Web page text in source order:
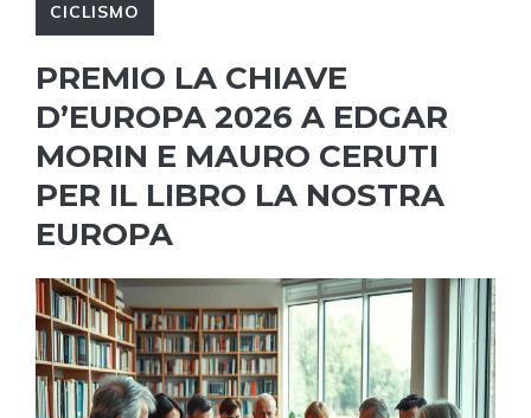
CICLISMO
PREMIO LA CHIAVE
D’EUROPA 2026 A EDGAR
MORIN E MAURO CERUTI
PER IL LIBRO LA NOSTRA
EUROPA